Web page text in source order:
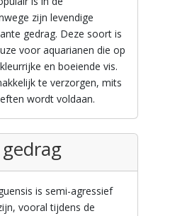
zijn levendige
gedrag. Deze soort is
voor aquarianen die op
en boeiende vis.
te verzorgen, mits
wordt voldaan.
is semi-agressief
vooral tijdens de